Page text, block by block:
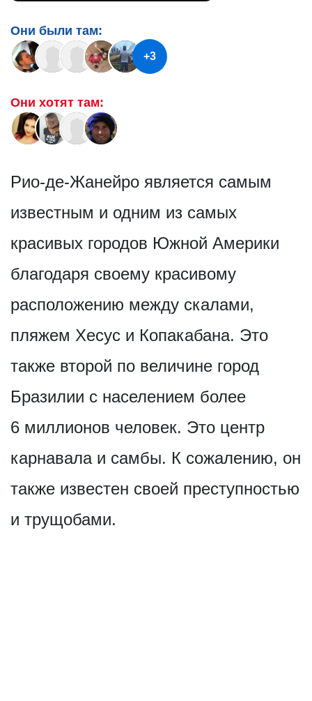
Они были там:
+3
Они хотят там:
Рио-де-Жанейро является самым
известным и одним из самых
красивых городов Южной Америки
благодаря своему красивому
расположению между скалами,
пляжем Хесус и Копакабана. Это
также второй по величине город
Бразилии с населением более
6 миллионов человек. Это центр
карнавала и самбы. К сожалению, он
также известен своей преступностью
и трущобами.